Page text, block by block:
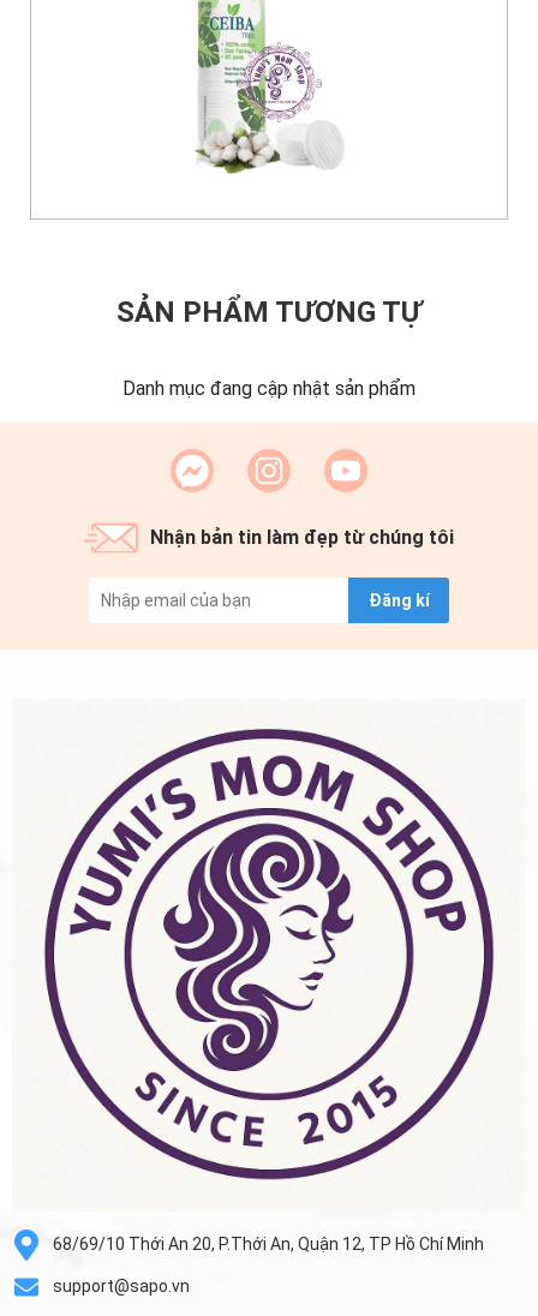
SẢN PHẨM TƯƠNG TỰ
Danh mục đang cập nhật sản phẩm
Nhận bản tin làm đẹp từ chúng tôi
Đăng kí
68/69/10 Thới An 20, P.Thới An, Quận 12, TP Hồ Chí Minh
support@sapo.vn